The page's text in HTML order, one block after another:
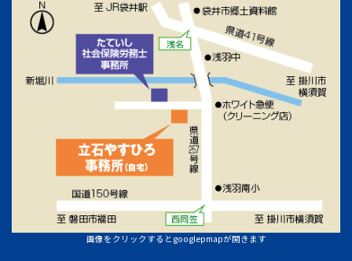
画像をクリックするとgooglepmapが開きます